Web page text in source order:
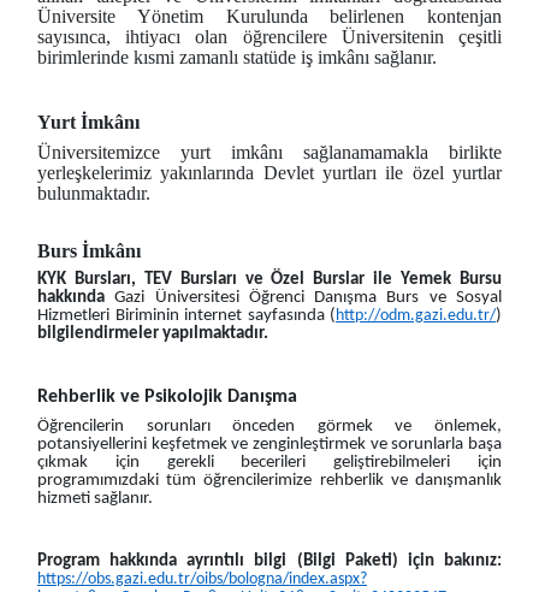
Üniversite Yönetim Kurulunda belirlenen kontenjan
sayısınca, ihtiyacı olan öğrencilere Üniversitenin çeşitli
birimlerinde kısmi zamanlı statüde iş imkânı sağlanır.
Yurt İmkânı
Üniversitemizce yurt imkânı sağlanamamakla birlikte
yerleşkelerimiz yakınlarında Devlet yurtları ile özel yurtlar
bulunmaktadır.
Burs İmkânı
KYK Bursları, TEV Bursları ve Özel Burslar ile Yemek Bursu
hakkında Gazi Üniversitesi Öğrenci Danışma Burs ve Sosyal
Hizmetleri Biriminin internet sayfasında (http://odm.gazi.edu.tr/)
bilgilendirmeler yapılmaktadır.
Rehberlik ve Psikolojik Danışma
Öğrencilerin sorunları önceden görmek ve önlemek,
potansiyellerini keşfetmek ve zenginleştirmek ve sorunlarla başa
çıkmak için gerekli becerileri geliştirebilmeleri için
programımızdaki tüm öğrencilerimize rehberlik ve danışmanlık
hizmeti sağlanır.
Program hakkında ayrıntılı bilgi (Bilgi Paketi) için bakınız:
https://obs.gazi.edu.tr/oibs/bologna/index.aspx?